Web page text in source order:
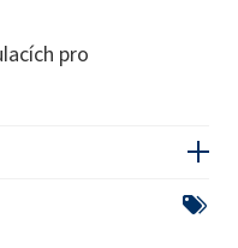
pro